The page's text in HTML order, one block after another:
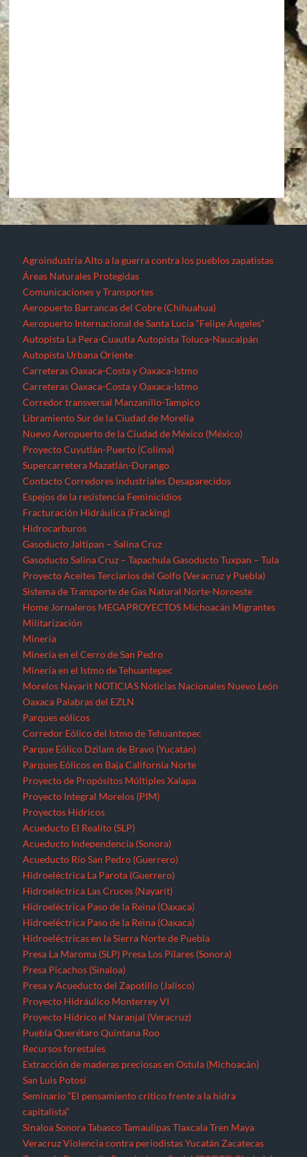
Agroindustria Alto a la guerra contra los pueblos zapatistas
Áreas Naturales Protegidas
Comunicaciones y Transportes
Aeropuerto Barrancas del Cobre (Chihuahua)
Aeropuerto Internacional de Santa Lucía “Felipe Ángeles”
Autopista La Pera-Cuautla Autopista Toluca-Naucalpán
Autopista Urbana Oriente
Carreteras Oaxaca-Costa y Oaxaca-Istmo
Carreteras Oaxaca-Costa y Oaxaca-Istmo
Corredor transversal Manzanillo-Tampico
Libramiento Sur de la Ciudad de Morelia
Nuevo Aeropuerto de la Ciudad de México (México)
Proyecto Cuyutlán-Puerto (Colima)
Supercarretera Mazatlán-Durango
Contacto Corredores industriales Desaparecidos
Espejos de la resistencia Feminicidios
Fracturación Hidráulica (Fracking)
Hidrocarburos
Gasoducto Jaltipan – Salina Cruz
Gasoducto Salina Cruz – Tapachula Gasoducto Tuxpan – Tula
Proyecto Aceites Terciarios del Golfo (Veracruz y Puebla)
Sistema de Transporte de Gas Natural Norte-Noroeste
Home Jornaleros MEGAPROYECTOS Michoacán Migrantes
Militarización
Minería
Minería en el Cerro de San Pedro
Minería en el Istmo de Tehuantepec
Morelos Nayarit NOTICIAS Noticias Nacionales Nuevo León
Oaxaca Palabras del EZLN
Parques eólicos
Corredor Eólico del Istmo de Tehuantepec
Parque Eólico Dzilam de Bravo (Yucatán)
Parques Eólicos en Baja California Norte
Proyecto de Propósitos Múltiples Xalapa
Proyecto Integral Morelos (PIM)
Proyectos Hídricos
Acueducto El Realito (SLP)
Acueducto Independencia (Sonora)
Acueducto Río San Pedro (Guerrero)
Hidroeléctrica La Parota (Guerrero)
Hidroeléctrica Las Cruces (Nayarit)
Hidroeléctrica Paso de la Reina (Oaxaca)
Hidroeléctrica Paso de la Reina (Oaxaca)
Hidroeléctricas en la Sierra Norte de Puebla
Presa La Maroma (SLP) Presa Los Pilares (Sonora)
Presa Picachos (Sinaloa)
Presa y Acueducto del Zapotillo (Jalisco)
Proyecto Hidráulico Monterrey VI
Proyecto Hídrico el Naranjal (Veracruz)
Puebla Querétaro Quintana Roo
Recursos forestales
Extracción de maderas preciosas en Ostula (Michoacán)
San Luis Potosí
Seminario “El pensamiento crítico frente a la hidra
capitalista”
Sinaloa Sonora Tabasco Tamaulipas Tlaxcala Tren Maya
Veracruz Violencia contra periodistas Yucatán Zacatecas